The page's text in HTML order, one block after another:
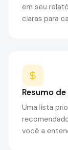
em seu
claras para
Resumo
Uma lista
você a